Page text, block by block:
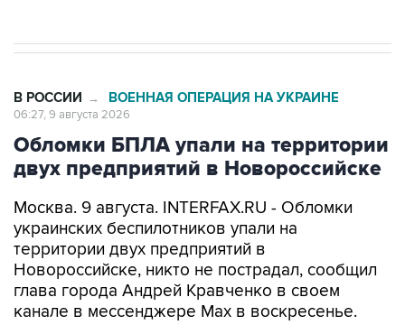
В РОССИИ → ВОЕННАЯ ОПЕРАЦИЯ НА УКРАИНЕ
06:27, 9 августа 2026
Обломки БПЛА упали на территории
двух предприятий в Новороссийске
Москва. 9 августа. INTERFAX.RU - Обломки
украинских беспилотников упали на
территории двух предприятий в
Новороссийске, никто не пострадал, сообщил
глава города Андрей Кравченко в своем
канале в мессенджере Max в воскресенье.